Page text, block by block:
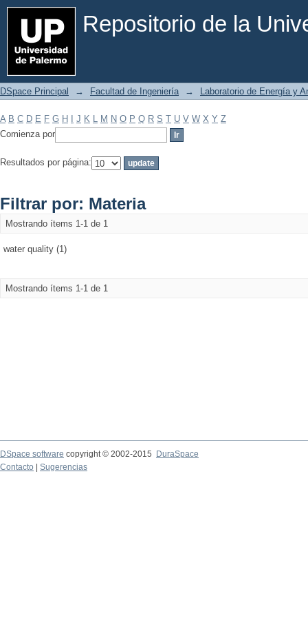
Repositorio de la
Filtrar por: Materia
DSpace Principal → Facultad de Ingeniería → Laboratorio de Energía y
A B C D E F G H J K L M N O P Q R S T U V W X Y Z
Comienza por
Resultados por página:
Filtrar por: Materia
Mostrando ítems 1-1 de 1
water quality (1)
Mostrando ítems 1-1 de 1
DSpace software copyright © 2002-2015
DuraSpace
Contacto
Sugerencias